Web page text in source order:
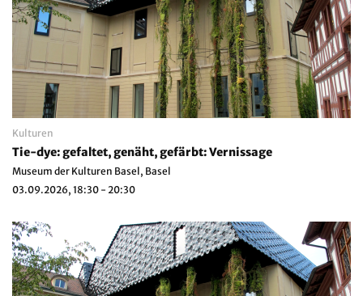
Kulturen
Tie-dye: gefaltet, genäht, gefärbt: Vernissage
Museum der Kulturen Basel, Basel
03.09.2026, 18:30 - 20:30